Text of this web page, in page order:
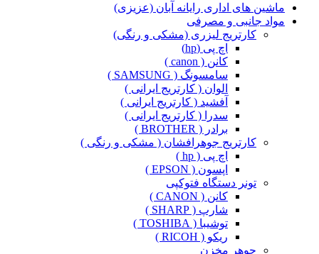
ماشین های اداری رایانه آبان (عزیزی)
مواد جانبی و مصرفی
کارتریج لیزری (مشکی و رنگی)
اچ پی (hp)
کانن ( canon )
سامسونگ ( SAMSUNG )
الوان ( کارتریج ایرانی )
آفشید ( کارتریج ایرانی )
سدرا ( کارتریج ایرانی )
برادر ( BROTHER )
کارتریج جوهرافشان ( مشکی و رنگی )
اچ پی ( hp )
اپسون ( EPSON )
تونر دستگاه فتوکپی
کانن ( CANON )
شارپ ( SHARP )
توشیبا ( TOSHIBA )
ریکو ( RICOH )
جوهر مخزن